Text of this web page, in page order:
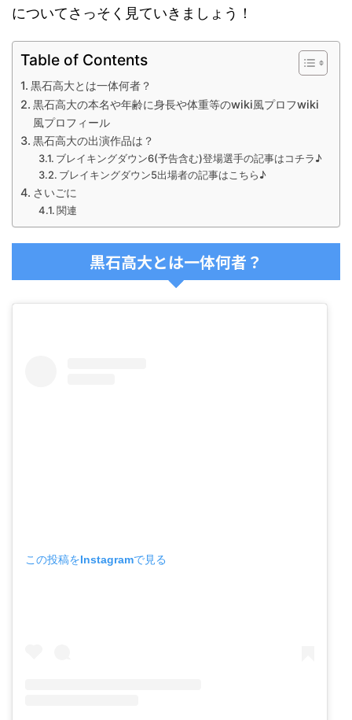
についてさっそく見ていきましょう！
Table of Contents
黒石高大とは一体何者？
黒石高大の本名や年齢に身長や体重等のwiki風プロフwiki
風プロフィール
黒石高大の出演作品は？
ブレイキングダウン6(予告含む)登場選手の記事はコチラ♪
ブレイキングダウン5出場者の記事はこちら♪
さいごに
関連
黒石高大とは一体何者？
この投稿をInstagramで見る